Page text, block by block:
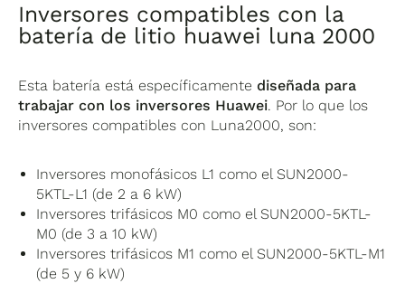
Inversores compatibles con la
batería de litio huawei luna 2000
Esta batería está específicamente diseñada para
trabajar con los inversores Huawei. Por lo que los
inversores compatibles con Luna2000, son:
Inversores monofásicos L1 como el SUN2000-
5KTL-L1 (de 2 a 6 kW)
Inversores trifásicos M0 como el SUN2000-5KTL-
M0 (de 3 a 10 kW)
Inversores trifásicos M1 como el SUN2000-5KTL-M1
(de 5 y 6 kW)